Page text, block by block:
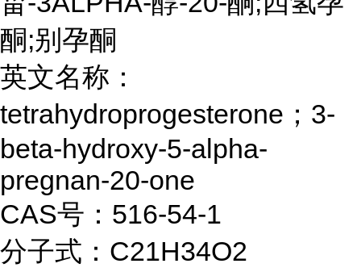
酮;别孕酮
英文名称：
tetrahydroprogesterone；3-
beta-hydroxy-5-alpha-
pregnan-20-one
CAS号：516-54-1
分子式：C21H34O2